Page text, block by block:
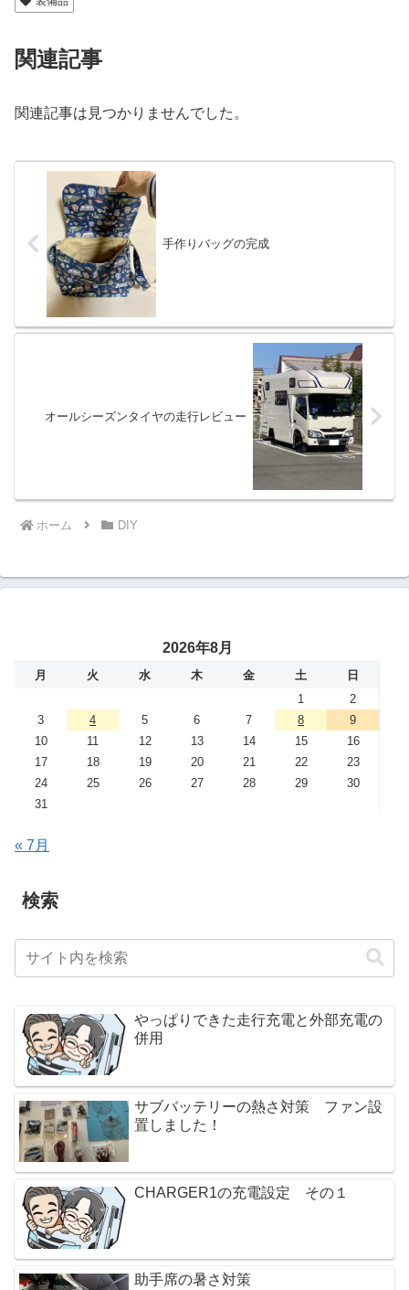
関連記事
関連記事は見つかりませんでした。
手作りバッグの完成
オールシーズンタイヤの走行レビュー
ホーム DIY
2026年8月
月 火 水 木 金 土
日
1
2
3
4 5 6 7 8
9
10
11 12 13 14 15
16
17
18 19 20 21 22
23
24
25 26 27 28 29
30
31
« 7月
検索
やっぱりできた走行充電と外部充電の
併用
サブバッテリーの熱さ対策 ファン設
置しました！
CHARGER1の充電設定 その１
助手席の暑さ対策